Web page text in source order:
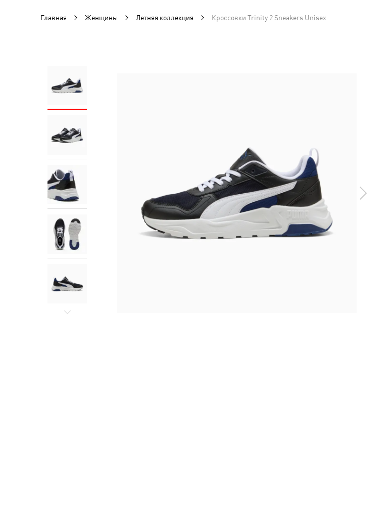
Главная Женщины Летняя коллекция Кроссовки Trinity 2 Sneakers Unisex